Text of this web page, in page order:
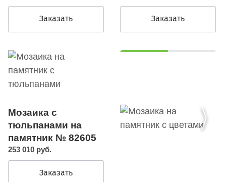
Заказать Заказать
Мозаика с
тюльпанами на
памятник № 82605
253 010 руб.
Заказать